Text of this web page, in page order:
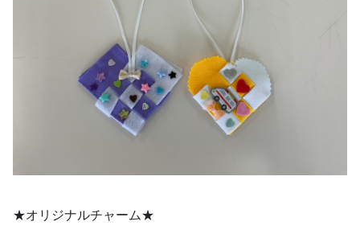
★オリジナルチャーム★